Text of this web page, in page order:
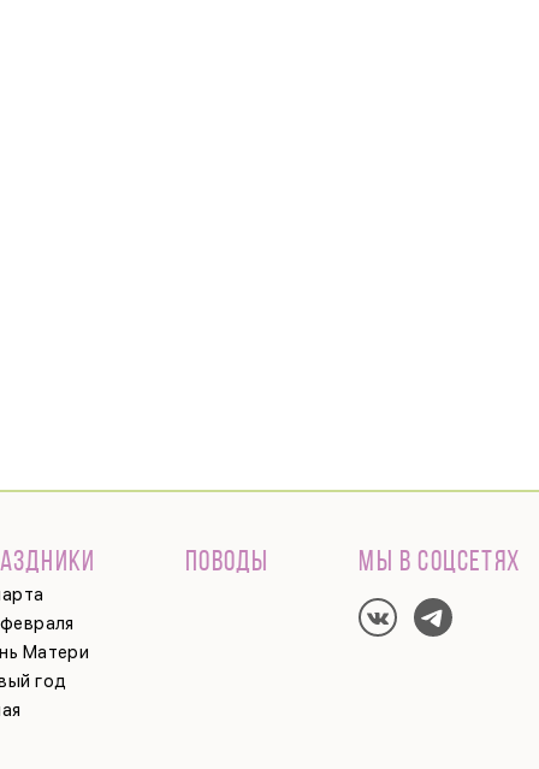
Матери
год
ПОВОДЫ МЫ В СОЦСЕТЯХ